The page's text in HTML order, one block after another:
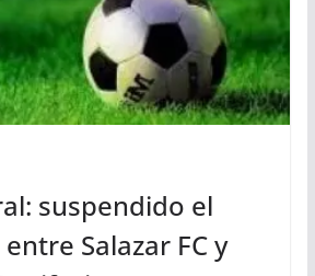
suspendido el
Salazar FC y